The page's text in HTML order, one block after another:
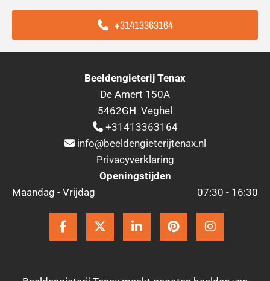
+31413363164
Beeldengieterij Tenax
De Amert 150A
5462GH Veghel
 +31413363164
 info@beeldengieterijtenax.nl
Privacyverklaring
Openingstijden
Maandag - Vrijdag
07:30 - 16:30